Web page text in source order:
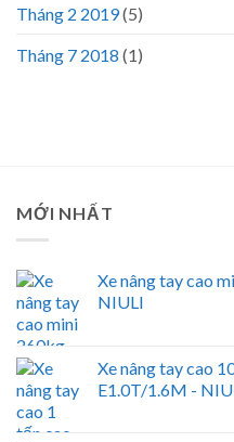
Tháng 2 2019(5)
Tháng 7 2018 (1)
MỚI NHẤT
Xe nâng tay cao
NIULI
Xe nâng tay cao
E1.0T/1.6M -